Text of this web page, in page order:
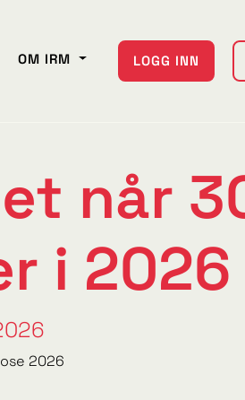
OM IRM LOGG INN
når
i 2026
2026